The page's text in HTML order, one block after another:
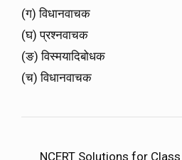
(ग) विधानवाचक
(घ) प्रश्नवाचक
(ङ) विस्मयादिबोधक
(च) विधानवाचक
NCERT Solutions for